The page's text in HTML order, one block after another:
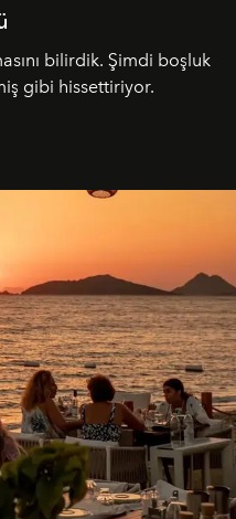
bilirdik. Şimdi boşluk
gibi hissettiriyor.